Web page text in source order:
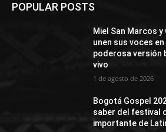
POPULAR POSTS
Miel San Marcos
unen sus voces en
poderosa versión
vivo
1 de agosto de 2026
Bogotá Gospel
saber del festival
importante de